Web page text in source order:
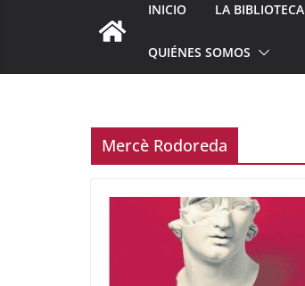
INICIO LA BIBLIOTECA
QUIÉNES SOMOS
Mercè Rodoreda